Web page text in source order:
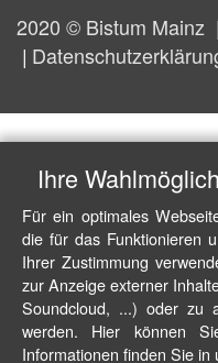
2020 © Bistum Mainz
Ihre
Für ein optimales
die für das Funktionieren
Ihrer Zustimmung
zur Anzeige externer
Soundcloud, ...) oder zu
werden. Hier können
Informationen finden Sie in